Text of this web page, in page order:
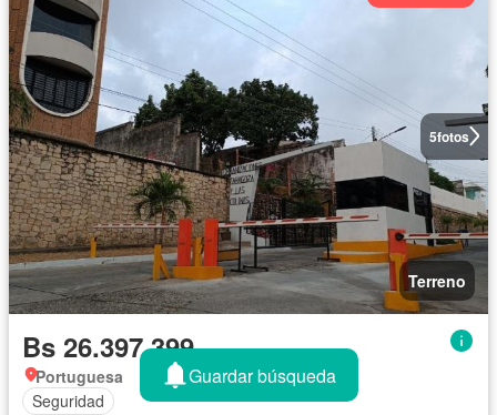
5fotos
Terreno
Bs 26.397.399
Portuguesa
Seguridad
Guardar búsqueda